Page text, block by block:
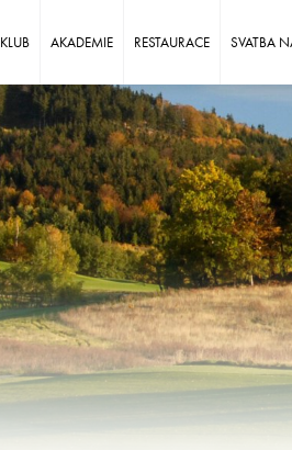
KLUB AKADEMIE RESTAURACE SVATBA